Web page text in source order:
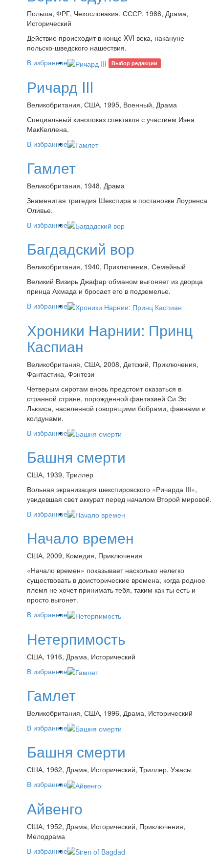
Польша, ФРГ, Чехословакия, СССР, 1986, Драма,
Исторический
Действие происходит в конце XVI века, накануне
польско-шведского нашествия.
В избранное
Выбор редакции
Ричард III
Великобритания, США, 1995, Военный, Драма
Специальный кинопоказ спектакля с участием Иэна
МакКеллена.
В избранное
Гамлет
Великобритания, 1948, Драма
Знаменитая трагедия Шекспира в постановке Лоуренса
Оливье.
В избранное
Багдадский вор
Великобритания, 1940, Приключения, Семейный
Великий Визирь Джафар обманом выгоняет из дворца
принца Ахмада и бросает его в подземелье.
В избранное
Хроники Нарнии: Принц
Каспиан
Великобритания, США, 2008, Детский, Приключения,
Фантастика, Фэнтези
Четверым сиротам вновь предстоит оказаться в
странной стране, порожденной фантазией Си Эс
Льюиса, населенной говорящими бобрами, фавнами и
колдунами.
В избранное
Башня смерти
США, 1939, Триллер
Вольная экранизация шекспировского «Ричарда III»,
увидевшая свет аккурат перед началом Второй мировой.
В избранное
Начало времен
США, 2009, Комедия, Приключения
«Начало времен» показывает насколько нелегко
существовать в доисторические времена, когда родное
племя не хочет принимать тебя, таким как ты есть и
просто выгонет.
В избранное
Нетерпимость
США, 1916, Драма, Исторический
В избранное
Гамлет
Великобритания, США, 1996, Драма, Исторический
В избранное
Башня смерти
США, 1962, Драма, Исторический, Триллер, Ужасы
В избранное
Айвенго
США, 1952, Драма, Исторический, Приключения,
Мелодрама
В избранное